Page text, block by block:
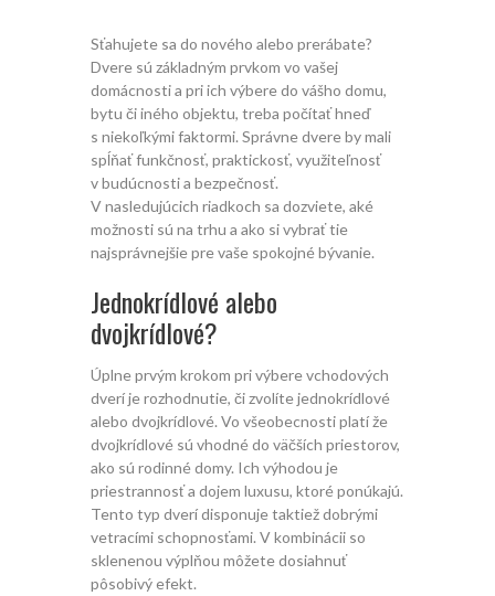
úlohe.
Ako
si
správne
vybrať?
Sťahujete sa do nového alebo prerábate?
Dvere sú základným prvkom vo vašej
domácnosti a pri ich výbere do vášho domu,
bytu či iného objektu, treba počítať hneď
s niekoľkými faktormi. Správne dvere by mali
spĺňať funkčnosť, praktickosť, využiteľnosť
v budúcnosti a bezpečnosť.
V nasledujúcich riadkoch sa dozviete, aké
možnosti sú na trhu a ako si vybrať tie
najsprávnejšie pre vaše spokojné bývanie.
Jednokrídlové alebo
dvojkrídlové?
Úplne prvým krokom pri výbere vchodových
dverí je rozhodnutie, či zvolíte jednokrídlové
alebo dvojkrídlové. Vo všeobecnosti platí že
dvojkrídlové sú vhodné do väčších priestorov,
ako sú rodinné domy. Ich výhodou je
priestrannosť a dojem luxusu, ktoré ponúkajú.
Tento typ dverí disponuje taktiež dobrými
vetracími schopnosťami. V kombinácii so
sklenenou výplňou môžete dosiahnuť
pôsobivý efekt.